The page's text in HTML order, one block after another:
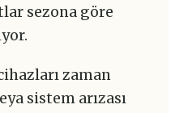
sezona göre
zaman
sistem arızası